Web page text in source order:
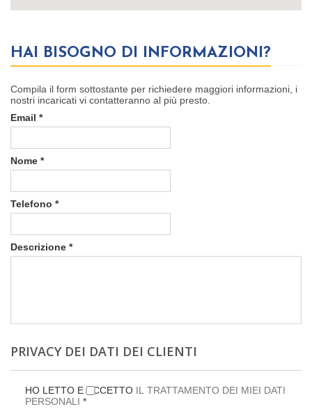
HAI BISOGNO DI INFORMAZIONI?
Compila il form sottostante per richiedere maggiori informazioni, i
nostri incaricati vi contatteranno al più presto.
Email *
Nome *
Telefono *
Descrizione *
PRIVACY DEI DATI DEI CLIENTI
HO LETTO E ACCETTO IL TRATTAMENTO DEI MIEI DATI
PERSONALI *